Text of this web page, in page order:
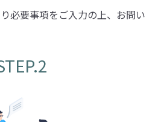
必要事項をご入力の上、お問い